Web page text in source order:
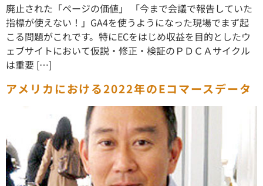
廃止された「ページの価値」 「今まで会議で報告していた
指標が使えない！」GA4を使うようになった現場でまず起
こる問題がこれです。特にECをはじめ収益を目的としたウ
ェブサイトにおいて仮説・修正・検証のＰＤＣＡサイクル
は重要 […]
アメリカにおける2022年のEコマースデータ